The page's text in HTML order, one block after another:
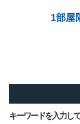
1部屋
キーワードを入力し